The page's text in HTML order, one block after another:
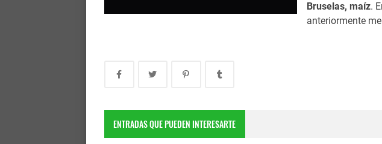
Bruselas, maíz.
anteriormente
ENTRADAS QUE PUEDEN INTERESARTELawyer's Wig (Coprinus Comatus)
November 6, 2023